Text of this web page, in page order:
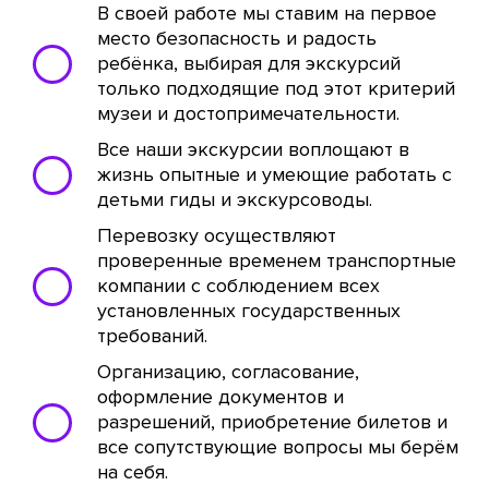
В своей работе мы ставим на первое
место безопасность и радость
ребёнка, выбирая для экскурсий
только подходящие под этот критерий
музеи и достопримечательности.
Все наши экскурсии воплощают в
жизнь опытные и умеющие работать с
детьми гиды и экскурсоводы.
Перевозку осуществляют
проверенные временем транспортные
компании с соблюдением всех
установленных государственных
требований.
Организацию, согласование,
оформление документов и
разрешений, приобретение билетов и
все сопутствующие вопросы мы берём
на себя.